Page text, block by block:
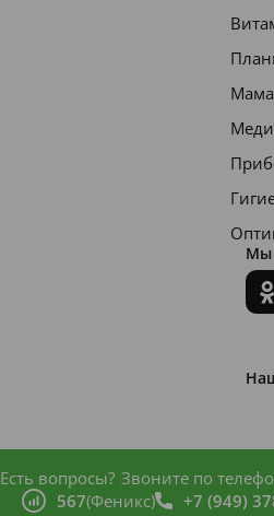
Мы
Есть вопросы? Звоните по
567(Феникс)
+7 (949)